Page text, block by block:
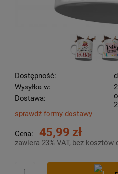
Dostępność:
Wysyłka w:
Dostawa:
Cena nie zawiera ewentualnych
sprawdź formy dostawy
Cena: 45,99 zł
zawiera 23% VAT, bez kosztów